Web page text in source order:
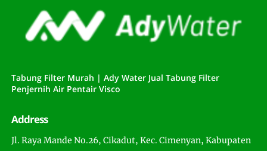
Tabung Filter Murah | Ady Water Jual Tabung Filter
Penjernih Air Pentair Visco
Address
Jl. Raya Mande No.26, Cikadut, Kec. Cimenyan, Kabupaten